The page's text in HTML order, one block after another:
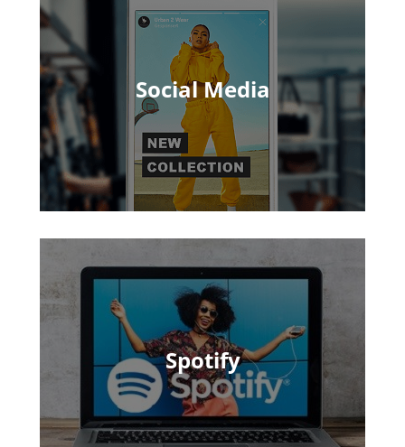
Social Media
Spotify